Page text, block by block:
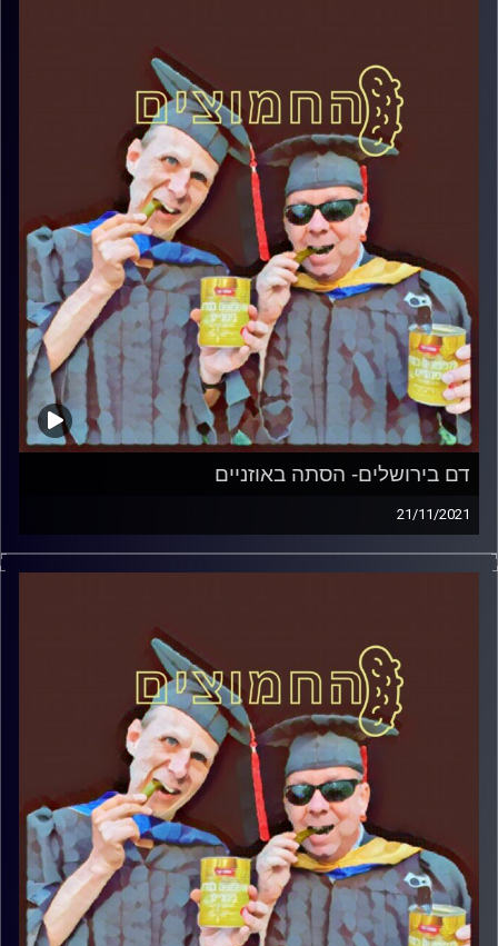
דם בירושלים- הסתה באוזניים
21/11/2021
המערכת הפוליטית על ספת הפסיכולוג, עם פרופסור בועז בן-
דוד ופרופסור גלעד הירשברגר
קרדיט תמונות:AudioVersity